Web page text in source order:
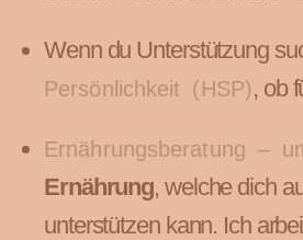
Wenn du Unterstützung
Persönlichkeit (HSP), ob
Ernährungsberatung –
Ernährung, welche dich
unterstützen kann. Ich